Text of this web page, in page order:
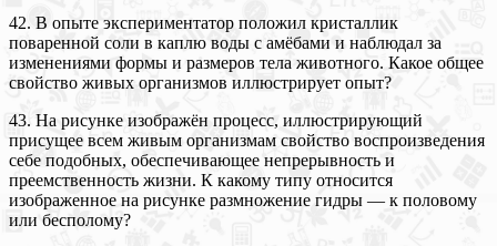
42. В опыте экспериментатор положил кристаллик
поваренной соли в каплю воды с амёбами и наблюдал за
изменениями формы и размеров тела животного. Какое общее
свойство живых организмов иллюстрирует опыт?
43. На рисунке изображён процесс, иллюстрирующий
присущее всем живым организмам свойство воспроизведения
себе подобных, обеспечивающее непрерывность и
преемственность жизни. К какому типу относится
изображенное на рисунке размножение гидры — к половому
или бесполому?